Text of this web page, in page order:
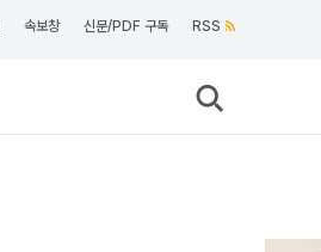
속보창 신문/PDF 구독 RSS